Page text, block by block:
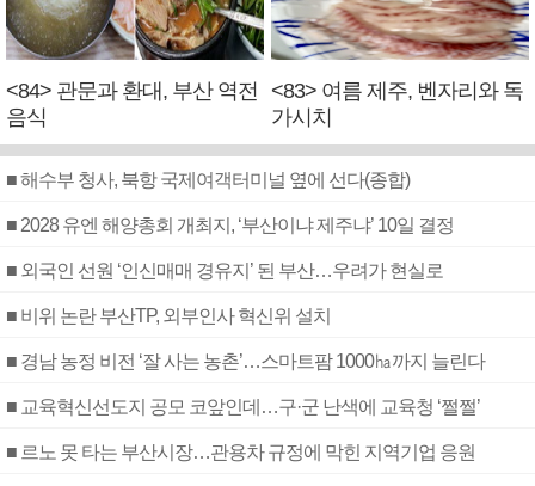
<84> 관문과 환대, 부산 역전
음식
<83> 여름 제주, 벤자리와 독
가시치
■ 해수부 청사, 북항 국제여객터미널 옆에 선다(종합)
■ 2028 유엔 해양총회 개최지, ‘부산이냐 제주냐’ 10일 결정
■ 외국인 선원 ‘인신매매 경유지’ 된 부산…우려가 현실로
■ 비위 논란 부산TP, 외부인사 혁신위 설치
■ 경남 농정 비전 ‘잘 사는 농촌’…스마트팜 1000㏊까지 늘린다
■ 교육혁신선도지 공모 코앞인데…구·군 난색에 교육청 ‘쩔쩔’
■ 르노 못 타는 부산시장…관용차 규정에 막힌 지역기업 응원